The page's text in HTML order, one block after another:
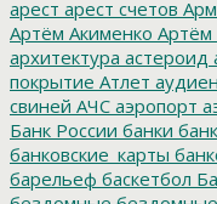
арест арест счетов
Артём Акименко Артём
архитектура астероид
покрытие Атлет
свиней АЧС аэропорт
Банк России банки
банковские_карты
барельеф баскетбол